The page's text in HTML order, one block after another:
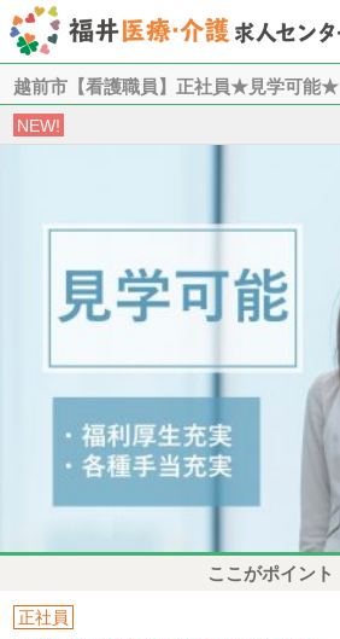
越前市【看護職員】正社員★見学可能★
NEW!
ここがポイント
正社員